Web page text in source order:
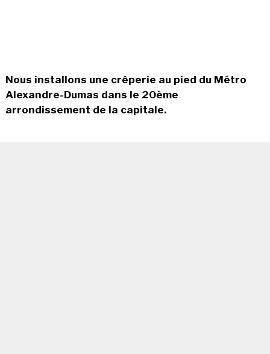
Nous installons une crêperie au pied du Métro
Alexandre-Dumas dans le 20ème
arrondissement de la capitale.